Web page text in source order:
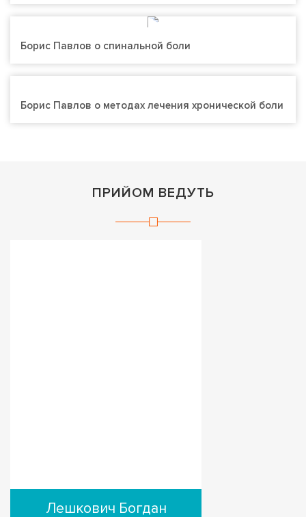
Борис Павлов о спинальной боли
Борис Павлов о методах лечения хронической боли
ПРИЙОМ ВЕДУТЬ
Лешкович Богдан